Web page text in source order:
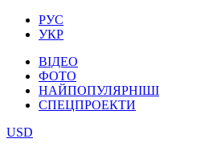
РУС
УКР
ВІДЕО
ФОТО
НАЙПОПУЛЯРНІШІ
СПЕЦПРОЕКТИ
USD